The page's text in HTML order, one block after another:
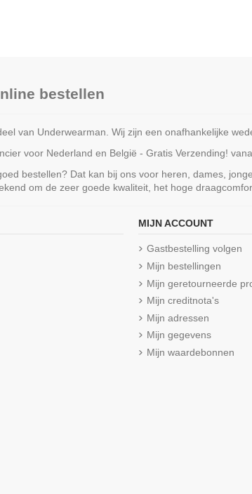
bestellen
van Underwearman. Wij zijn een onafhankelijke
voor Nederland en België - Gratis Verzending!
bestellen? Dat kan bij ons voor heren, dames,
om de zeer goede kwaliteit, het hoge
MIJN ACCOUNT
Gastbestelling volgen
Mijn bestellingen
Mijn geretourneerde
Mijn creditnota's
Mijn adressen
Mijn gegevens
Mijn waardebonnen